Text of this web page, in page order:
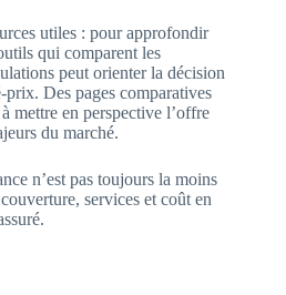
utiles : pour approfondir
qui comparent les
peut orienter la décision
Des pages comparatives
mettre en perspective l’offre
du marché.
n’est pas toujours la moins
services et coût en